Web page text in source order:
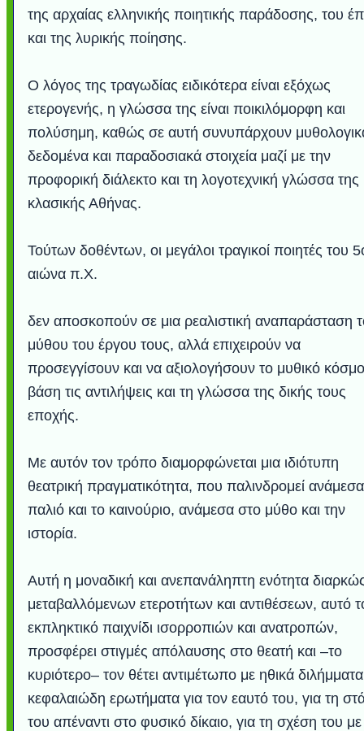
της αρχαίας ελληνικής ποιητικής παράδοσης, του
και της λυρικής ποίησης.
Ο λόγος της τραγωδίας ειδικότερα είναι εξόχως
ετερογενής, η γλώσσα της είναι ποικιλόμορφη και
πολύσημη, καθώς σε αυτή συνυπάρχουν
δεδομένα και παραδοσιακά στοιχεία μαζί με την
προφορική διάλεκτο και τη λογοτεχνική γλώσσα της
κλασικής Αθήνας.
Τούτων δοθέντων, οι μεγάλοι τραγικοί ποιητές του
αιώνα π.Χ.
δεν αποσκοπούν σε μια ρεαλιστική αναπαράσταση
μύθου του έργου τους, αλλά επιχειρούν να
προσεγγίσουν και να αξιολογήσουν το μυθικό
βάση τις αντιλήψεις και τη γλώσσα της δικής τους
εποχής.
Με αυτόν τον τρόπο διαμορφώνεται μια ιδιότυπη
θεατρική πραγματικότητα, που παλινδρομεί
παλιό και το καινούριο, ανάμεσα στο μύθο και την
ιστορία.
Αυτή η μοναδική και ανεπανάληπτη ενότητα
μεταβαλλόμενων ετεροτήτων και αντιθέσεων, αυτό
εκπληκτικό παιχνίδι ισορροπιών και ανατροπών,
προσφέρει στιγμές απόλαυσης στο θεατή και –το
κυριότερο– τον θέτει αντιμέτωπο με ηθικά
κεφαλαιώδη ερωτήματα για τον εαυτό του, για τη
του απέναντι στο φυσικό δίκαιο, για τη σχέση του
Ο αέρας του
Ταξίδι στο
Διεθνής
Μουσική από
Video:
Εντυπωσιακές
Abbey,Ταϊτή
Υποθαλάσσιο
Η νέα
Ο Κομήτης του
Συγκινητικό
Alesund: Μια
Η γάτα και το